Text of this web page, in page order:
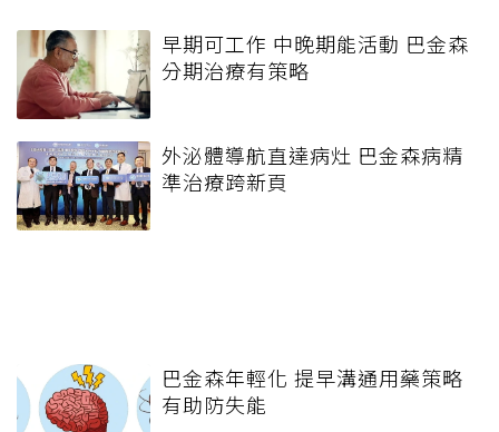
早期可工作 中晚期能活動 巴金森
分期治療有策略
外泌體導航直達病灶 巴金森病精
準治療跨新頁
巴金森年輕化 提早溝通用藥策略
有助防失能